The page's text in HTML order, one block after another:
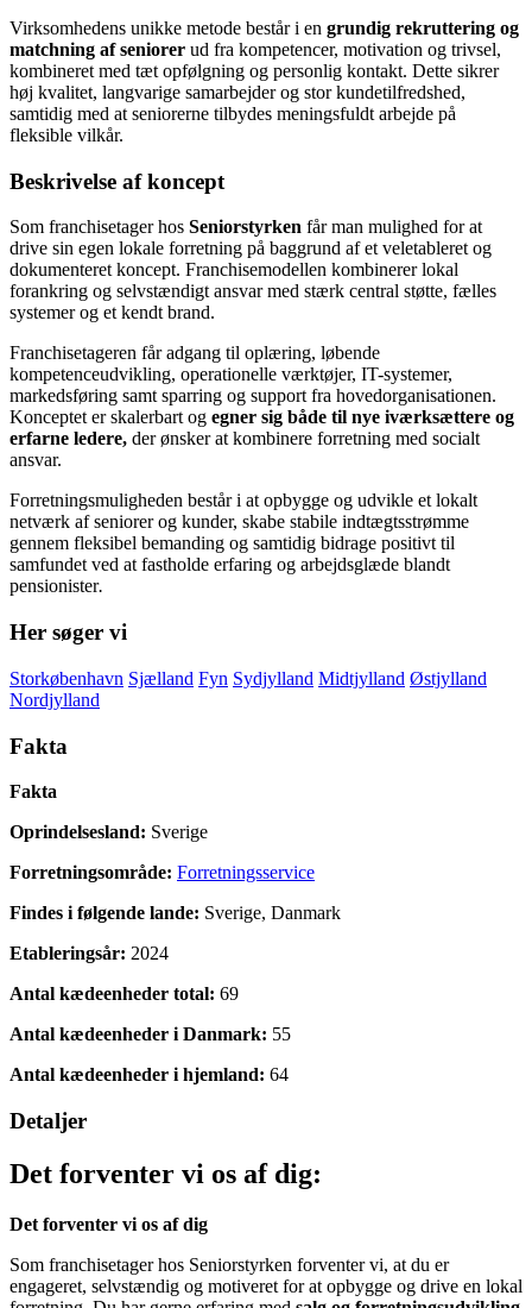
Virksomhedens unikke metode består i en grundig rekruttering og
matchning af seniorer ud fra kompetencer, motivation og trivsel,
kombineret med tæt opfølgning og personlig kontakt. Dette sikrer
høj kvalitet, langvarige samarbejder og stor kundetilfredshed,
samtidig med at seniorerne tilbydes meningsfuldt arbejde på
fleksible vilkår.
Beskrivelse af koncept
Som franchisetager hos Seniorstyrken får man mulighed for at
drive sin egen lokale forretning på baggrund af et veletableret og
dokumenteret koncept. Franchisemodellen kombinerer lokal
forankring og selvstændigt ansvar med stærk central støtte, fælles
systemer og et kendt brand.
Franchisetageren får adgang til oplæring, løbende
kompetenceudvikling, operationelle værktøjer, IT-systemer,
markedsføring samt sparring og support fra hovedorganisationen.
Konceptet er skalerbart og egner sig både til nye iværksættere og
erfarne ledere, der ønsker at kombinere forretning med socialt
ansvar.
Forretningsmuligheden består i at opbygge og udvikle et lokalt
netværk af seniorer og kunder, skabe stabile indtægtsstrømme
gennem fleksibel bemanding og samtidig bidrage positivt til
samfundet ved at fastholde erfaring og arbejdsglæde blandt
pensionister.
Her søger vi
Storkøbenhavn Sjælland Fyn Sydjylland Midtjylland Østjylland
Nordjylland
Fakta
Fakta
Oprindelsesland: Sverige
Forretningsområde: Forretningsservice
Findes i følgende lande: Sverige, Danmark
Etableringsår: 2024
Antal kædeenheder total: 69
Antal kædeenheder i Danmark: 55
Antal kædeenheder i hjemland: 64
Detaljer
Det forventer vi os af dig:
Det forventer vi os af dig
Som franchisetager hos Seniorstyrken forventer vi, at du er
engageret, selvstændig og motiveret for at opbygge og drive en lokal